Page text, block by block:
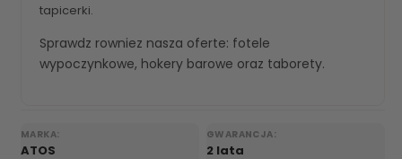
tapicerki.
Sprawdz rowniez nasza oferte: fotele
wypoczynkowe, hokery barowe oraz taborety.
MARKA:
ATOS
GWARANCJA:
2 lata